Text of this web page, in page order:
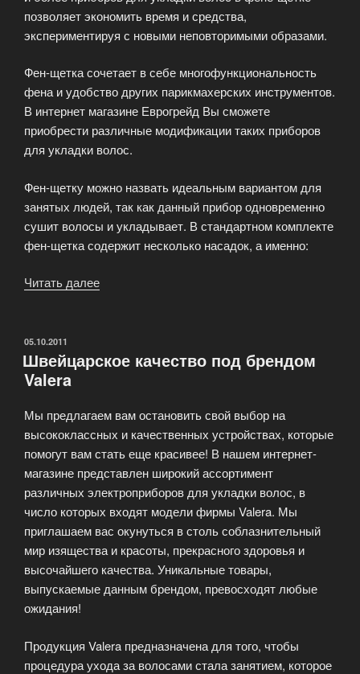
позволяет экономить время и средства,
экспериментируя с новыми неповторимыми образами.
Фен-щетка сочетает в себе многофункциональность
фена и удобство других парикмахерских инструментов.
В интернет магазине Еврогрейд Вы сможете
приобрести различные модификации таких приборов
для укладки волос.
Фен-щетку можно назвать идеальным вариантом для
занятых людей, так как данный прибор одновременно
сушит волосы и укладывает. В стандартном комплекте
фен-щетка содержит несколько насадок, а именно:
Читать далее
ОПУБЛИКОВАНО
05.10.2011
Швейцарское качество под брендом
Valera
Мы предлагаем вам остановить свой выбор на
высококлассных и качественных устройствах, которые
помогут вам стать еще красивее! В нашем интернет-
магазине представлен широкий ассортимент
различных электроприборов для укладки волос, в
число которых входят модели фирмы Valera. Мы
приглашаем вас окунуться в столь соблазнительный
мир изящества и красоты, прекрасного здоровья и
высочайшего качества. Уникальные товары,
выпускаемые данным брендом, превосходят любые
ожидания!
Продукция Valera предназначена для того, чтобы
процедура ухода за волосами стала занятием, которое